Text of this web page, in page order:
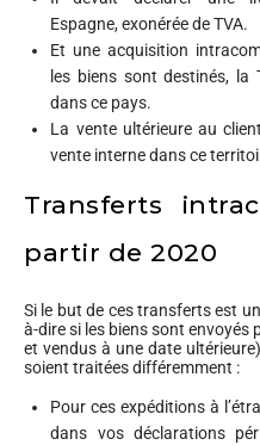
Espagne, exonérée de TVA.
Et une acquisition
les biens sont destinés, la
dans ce pays.
La vente ultérieure au
vente interne dans ce
Transferts
partir de 2020
Si le but de ces transferts est
à-dire si les biens sont
et vendus à une date
soient traitées différemment :
Pour ces expéditions à
dans vos déclarations